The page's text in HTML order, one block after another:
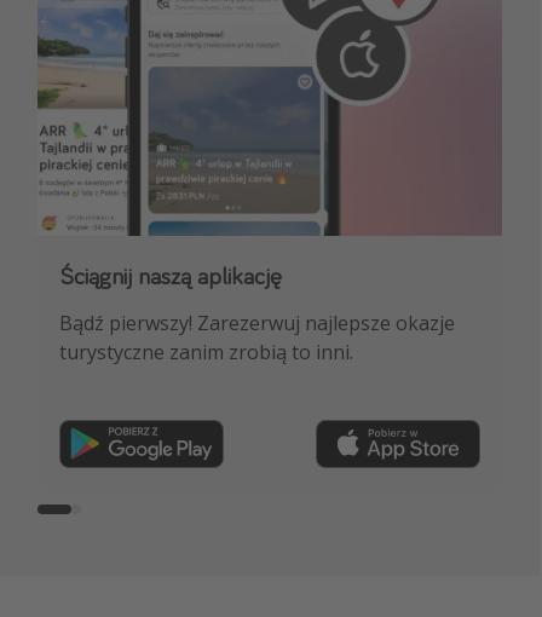
Ściągnij naszą aplikację
Bądź pierwszy! Zarezerwuj najlepsze okazje
turystyczne zanim zrobią to inni.
Dołącz do naszego kanału na WhatsApp
NAJLEPSZE oferty podróżnicze, porady
ekspertów i wiele więcej!